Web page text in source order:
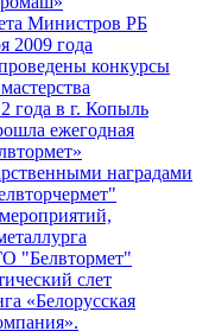
Министров РБ
2009 года
конкурсы
года в г. Копыль
ежегодная
наградами
"Белвтормет"
слет
«Белорусская